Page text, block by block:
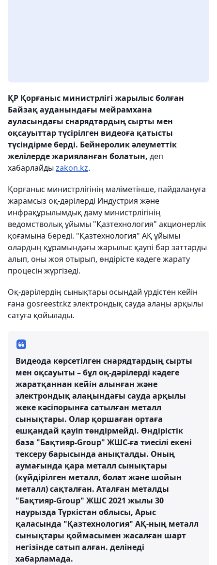
ҚР Қорғаныс министрлігі жарылыс болған
Байзақ ауданындағы мейрамхана
ауласындағы снарядтардың сырты мен
оқсауыттар түсірілген видеоға қатысты
түсіндірме берді. Бейнеролик әлеуметтік
желілерде жарияланған болатын, деп
хабарлайды zakon.kz.
Қорғаныс министрлігінің мәліметінше, пайдалануға
жарамсыз оқ-дәрілерді Индустрия және
инфрақұрылымдық даму министрлігінің
ведомстволық ұйымы "Қазтехнология" акционерлік
қоғамына береді. "Қазтехнология" АҚ ұйымы
олардың құрамындағы жарылыс қаупі бар заттарды
алып, оны жоя отырып, өндірісте кәдеге жарату
процесін жүргізеді.
Оқ-дәрілердің сынықтары осындай үрдістен кейін
ғана gosreestr.kz электрондық сауда алаңы арқылы
сатуға қойылады.
Видеода көрсетілген снарядтардың сырты
мен оқсауыты – бұл оқ-дәрілерді кәдеге
жаратқаннан кейін алынған және
электрондық алаңындағы сауда арқылы
жеке кәсіпорынға сатылған металл
сынықтары. Олар қоршаған ортаға
ешқандай қауіп төндірмейді. Өндірістік
база "Бақтияр-Group" ЖШС-ға тиесілі екені
тексеру барысында анықталды. Оның
аумағында қара металл сынықтары
(күйдірілген металл, болат және шойын
металл) сақталған. Аталған металды
"Бақтияр-Group" ЖШС 2021 жылы 30
наурызда Түркістан облысы, Арыс
қаласында "Қазтехнология" АҚ-ның металл
сынықтары қоймасымен жасалған шарт
негізінде сатып алған. делінеді
хабарламада.